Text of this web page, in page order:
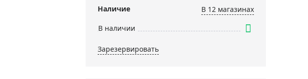
Прочее
Наличие
В 12 магазинах
В наличии
Зарезервировать